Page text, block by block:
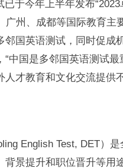
于今年上半年发布
广州、成都等国际教育主
邻国英语测试，同时促成
中国是多邻国英语测试
人才教育和文化交流提供
English Test, DET）
背景提升和职位晋升等用